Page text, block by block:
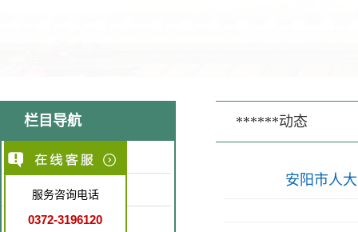
******动态
安阳市人
栏目导航
医院简介
医疗环境
特色医疗
服务咨询电话
0372-3196120